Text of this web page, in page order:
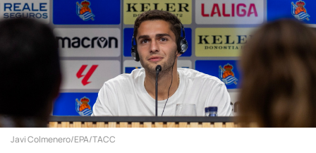
Javi Colmenero/EPA/ТАСС